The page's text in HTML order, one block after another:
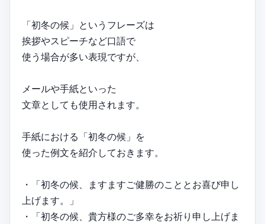
「初冬の候」というフレーズは
挨拶やスピーチなど口語で
使う場合が多い表現ですが、
メールや手紙といった
文章としても使用されます。
手紙における「初冬の候」を
使った例文を紹介しておきます。
・「初冬の候、ますますご健勝のこととお喜び申し
上げます。」
・「初冬の候、貴方様のご多幸をお祈り申し上げま